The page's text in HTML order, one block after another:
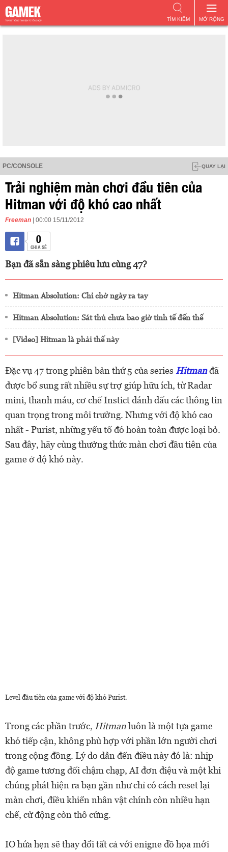
MỞ RỘNG
TÌM KIẾM
PC/CONSOLE QUAY LẠI
Trải nghiệm màn chơi đầu tiên của
Hitman với độ khó cao nhất
Freeman | 00:00 15/11/2012
0
CHIA SẺ
Bạn đã sẵn sàng phiêu lưu cùng 47?
Hitman Absolution: Chỉ chờ ngày ra tay
Hitman Absolution: Sát thủ chưa bao giờ tinh tế đến thế
[Video] Hitman là phải thế này
Đặc vụ 47 trong phiên bản thứ 5 của series Hitmanđã
được bổ sung rất nhiều sự trợ giúp hữu ích, từ Radar
mini, thanh máu, cơ chế Instict đánh dấu các thông tin
quan trọng trong môi trường. Nhưng với độ khó cao
nhất - Purist, những yếu tố đó hoàn toàn được loại bỏ.
Sau đây, hãy cùng thưởng thức màn chơi đầu tiên của
game ở độ khó này.
Level đầu tiên của game với độ khó Purist.
Trong các phần trước, Hitmanluôn là một tựa game
khó tiếp cận, không phù hợp với phần lớn người chơi
trong cộng đồng. Lý do dẫn đến điều này đó là: nhịp
độ game tương đối chậm chạp, AI đơn điệu và một khi
chúng phát hiện ra bạn gần như chỉ có cách reset lại
màn chơi, điều khiển nhân vật chính còn nhiều hạn
chế, cử động còn thô cứng.
IO hứa hẹn sẽ thay đổi tất cả với enigne đồ họa mới